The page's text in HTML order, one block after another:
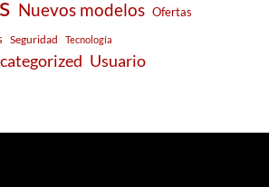
Nuevos modelos Ofertas
Seguridad Tecnología
Usuario